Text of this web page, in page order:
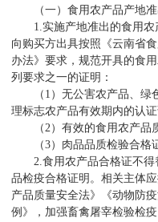
（一）食用农产品产地准
1.实施产地准出的食用农
向购买方出具按照《云南省
办法》要求，规范开具的食
列要求之一的证明：
（1）无公害农产品、绿
理标志农产品有效期内的认
（2）有效的食用农产品质
（3）肉品品质检验合格证
2.食用农产品合格证不得
品检疫合格证明。相关主体
产品质量安全法》《动物防
例》，加强畜禽屠宰检验检